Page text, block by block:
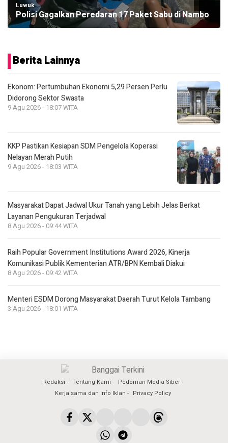
Luwuk
Polisi Gagalkan Peredaran 17 Paket Sabu di Nambo
Berita Lainnya
Ekonom: Pertumbuhan Ekonomi 5,29 Persen Perlu
Didorong Sektor Swasta
9 Agu 2026 - 18:07 WITA
KKP Pastikan Kesiapan SDM Pengelola Koperasi
Nelayan Merah Putih
9 Agu 2026 - 18:03 WITA
Masyarakat Dapat Jadwal Ukur Tanah yang Lebih Jelas Berkat
Layanan Pengukuran Terjadwal
8 Agu 2026 - 09:44 WITA
Raih Popular Government Institutions Award 2026, Kinerja
Komunikasi Publik Kementerian ATR/BPN Kembali Diakui
8 Agu 2026 - 09:42 WITA
Menteri ESDM Dorong Masyarakat Daerah Turut Kelola Tambang
3 Agu 2026 - 18:01 WITA
Redaksi Tentang Kami
Pedoman Media Siber
Kerja sama dan Info Iklan
Privacy Policy